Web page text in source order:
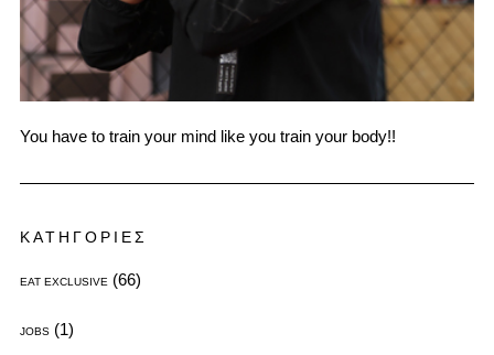
You have to train your mind like you train your body!!
ΚΑΤΗΓΟΡΙΕΣ
EAT EXCLUSIVE (66)
JOBS(1)